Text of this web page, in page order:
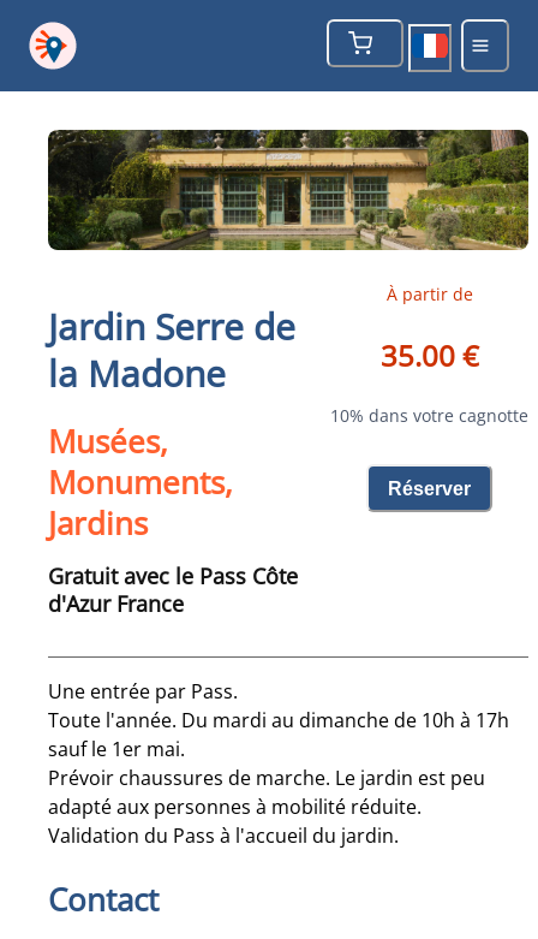
Jardin Serre de
la Madone
Musées,
Monuments,
Jardins
Gratuit avec le Pass Côte
d'Azur France
À partir de
35.00 €
10% dans votre cagnotte
Réserver
Une entrée par Pass.
Toute l'année. Du mardi au dimanche de 10h à 17h
sauf le 1er mai.
Prévoir chaussures de marche. Le jardin est peu
adapté aux personnes à mobilité réduite.
Validation du Pass à l'accueil du jardin.
Contact